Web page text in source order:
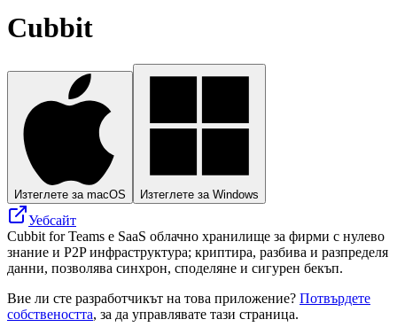
Cubbit
Изтеглете за macOS Изтеглете за Windows
Уебсайт
Cubbit for Teams е SaaS облачно хранилище за фирми с нулево
знание и P2P инфраструктура; криптира, разбива и разпределя
данни, позволява синхрон, споделяне и сигурен бекъп.
Вие ли сте разработчикът на това приложение? Потвърдете
собствеността, за да управлявате тази страница.